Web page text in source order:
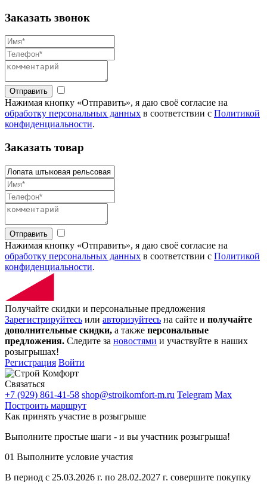
Заказать звонок
Отправить
Нажимая кнопку «Отправить», я даю своё согласие на
обработку персональных данных в соответствии с Политикой
конфиденциальности.
Заказать товар
Отправить
Нажимая кнопку «Отправить», я даю своё согласие на
обработку персональных данных в соответствии с Политикой
конфиденциальности.
Получайте скидки и персональные предложения
Зарегистрируйтесь или авторизуйтесь на сайте и получайте
дополнительные скидки, а также персональные
предложения. Следите за новостями и участвуйте в наших
розыгрышах!
Регистрация Войти
Связаться
+7 (929) 861-41-58 shop@stroikomfort-m.ru Telegram Max
Построить маршрут
Как принять участие в розыгрыше
Выполните простые шаги - и вы участник розыгрыша!
01 Выполните условие участия
В период с 25.03.2026 г. по 28.02.2027 г. совершите покупку